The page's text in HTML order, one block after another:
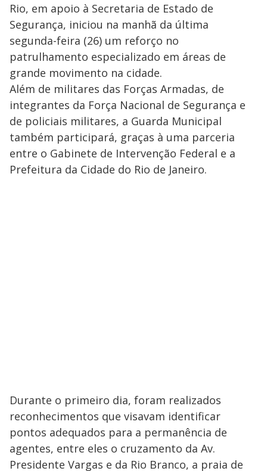
Rio, em apoio à Secretaria de Estado de
Segurança, iniciou na manhã da última
segunda-feira (26) um reforço no
patrulhamento especializado em áreas de
grande movimento na cidade.
Além de militares das Forças Armadas, de
integrantes da Força Nacional de Segurança e
de policiais militares, a Guarda Municipal
também participará, graças à uma parceria
entre o Gabinete de Intervenção Federal e a
Prefeitura da Cidade do Rio de Janeiro.
Durante o primeiro dia, foram realizados
reconhecimentos que visavam identificar
pontos adequados para a permanência de
agentes, entre eles o cruzamento da Av.
Presidente Vargas e da Rio Branco, a praia de